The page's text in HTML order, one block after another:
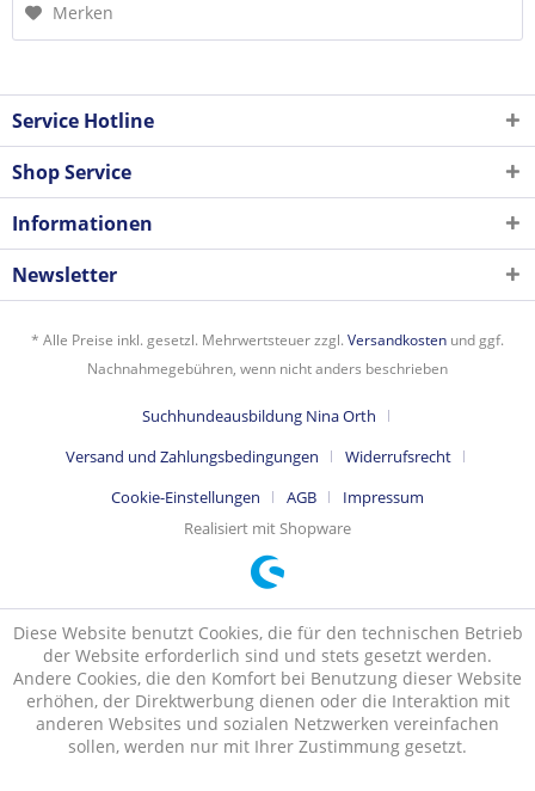
Merken
Service Hotline
Shop Service
Informationen
Newsletter
* Alle Preise inkl. gesetzl. Mehrwertsteuer zzgl. Versandkosten und ggf.
Nachnahmegebühren, wenn nicht anders beschrieben
Suchhundeausbildung Nina Orth
Versand und Zahlungsbedingungen
Widerrufsrecht
Cookie-Einstellungen
AGB
Impressum
Realisiert mit Shopware
Diese Website benutzt Cookies, die für den technischen Betrieb
der Website erforderlich sind und stets gesetzt werden.
Andere Cookies, die den Komfort bei Benutzung dieser Website
erhöhen, der Direktwerbung dienen oder die Interaktion mit
anderen Websites und sozialen Netzwerken vereinfachen
sollen, werden nur mit Ihrer Zustimmung gesetzt.